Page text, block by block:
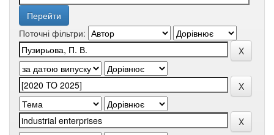
Поточні фільтри: